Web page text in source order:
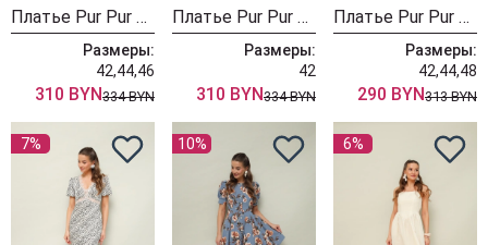
Платье Pur Pur 11-506-1
Размеры:
42,44,46
310 BYN334 BYN
Платье Pur Pur 11-506
Размеры:
42
310 BYN334 BYN
Платье Pur Pur 11-498-3
Размеры:
42,44,48
290 BYN313 BYN
7% 10% 6%